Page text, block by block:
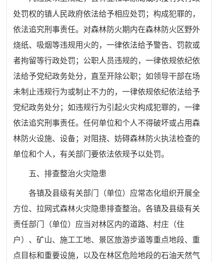
处罚权的镇人民政府依法给予相应处罚；构成犯罪的，
依法追究刑事责任。对森林防火期内在森林防火区野外
烧纸、 吸烟等违规用火的，一律依法给予警告、罚款或
者拘留等行政处罚；公职人员违规的，一律依规依纪依
法给予党纪政务处分， 直至开除公职；如领导干部在场
未制止违规行为或制止不力的，一律依规依纪依法给予
党纪政务处分；如违规行为引起火灾构成犯罪的，一律
依法追究刑事责任。任何单位和个人不得破坏或占用森
林防火设施、设备； 对阻挠、妨碍森林防火执法检查的
单位和个人，有关部门要依法依规予以处罚。
五、排查整治火灾隐患
各镇及县级有关部门（单位）应常态化组织开展全
方位、拉网式森林火灾隐患排查整治。各镇及县级有关
责任部门（单位）应当对林区内的道路、村庄（住
户） 、矿山、施工工地、景区旅游步道等重点地段、重
点目标和重要设施，以及在林区危险地段的石油天然气